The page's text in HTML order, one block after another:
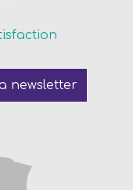
newsletter